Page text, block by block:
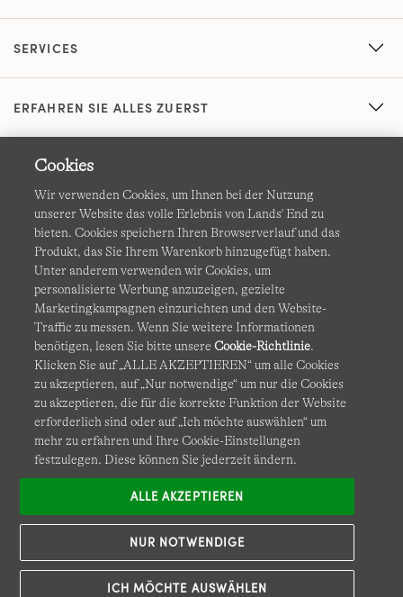
SERVICES
ERFAHREN SIE ALLES ZUERST
AGB Datenschutz & Sicherheit
Cookies Ich möchte auswählen Barrierefreiheit
Site Map Internationale Websites
Diese Website ist durch reCAPTCHA geschützt. Es gelten die
Datenschutzerklärung undNutzungsbedingungenvon
Google.
© COPYRIGHT LANDS' END EUROPE
Cookies
Wir verwenden Cookies, um Ihnen bei der Nutzung
unserer Website das volle Erlebnis von Lands' End zu
bieten. Cookies speichern Ihren Browserverlauf und das
Produkt, das Sie Ihrem Warenkorb hinzugefügt haben.
Unter anderem verwenden wir Cookies, um
personalisierte Werbung anzuzeigen, gezielte
Marketingkampagnen einzurichten und den Website-
Traffic zu messen. Wenn Sie weitere Informationen
benötigen, lesen Sie bitte unsereCookie-Richtlinie.
Klicken Sie auf „ALLE AKZEPTIEREN“ um alle Cookies
zu akzeptieren, auf „Nur notwendige“ um nur die Cookies
zu akzeptieren, die für die korrekte Funktion der Website
erforderlich sind oder auf „Ich möchte auswählen“ um
mehr zu erfahren und Ihre Cookie-Einstellungen
festzulegen. Diese können Sie jederzeit ändern.
ICH MÖCHTE AUSWÄHLEN
NUR NOTWENDIGE
ALLE AKZEPTIEREN